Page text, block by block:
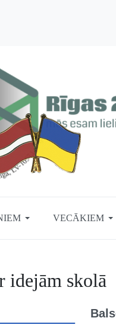
VECĀKIEM
idejām skolā